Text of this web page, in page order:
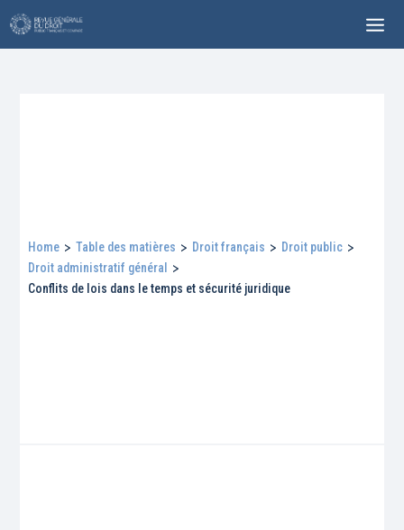
Home > Table des matières > Droit français > Droit public >
Droit administratif général
>
Conflits de lois dans le temps et sécurité juridique